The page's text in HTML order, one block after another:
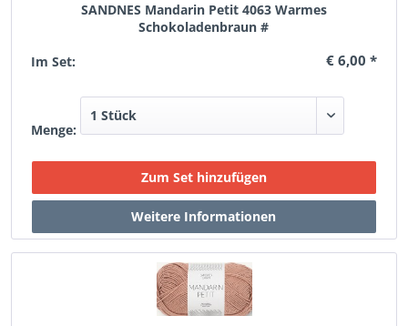
SANDNES Mandarin Petit 4063 Warmes
Schokoladenbraun #
Im Set:
€ 6,00 *
Menge: